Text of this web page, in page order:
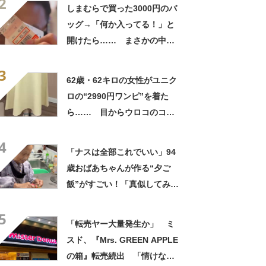
しまむらで買った3000円のバ
ッグ→「何か入ってる！」と
開けたら…… まさかの中身
62歳・62キロの女性がユニク
ロの“2990円ワンピ”を着た
ら…… 目からウロコのコー
「ナスは全部これでいい」94
歳おばあちゃんが作る“夕ご
飯”がすごい！「真似してみま
「転売ヤー大量発生か」 ミ
スド、『Mrs. GREEN APPLE
の箱』転売続出 「情けない